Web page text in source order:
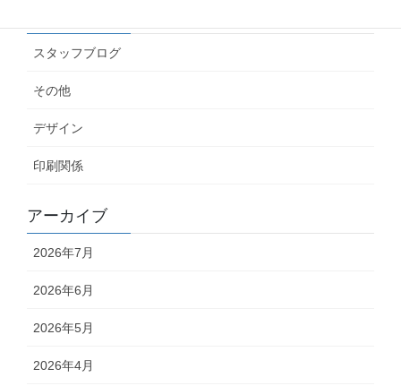
スタッフブログ
その他
デザイン
印刷関係
アーカイブ
2026年7月
2026年6月
2026年5月
2026年4月